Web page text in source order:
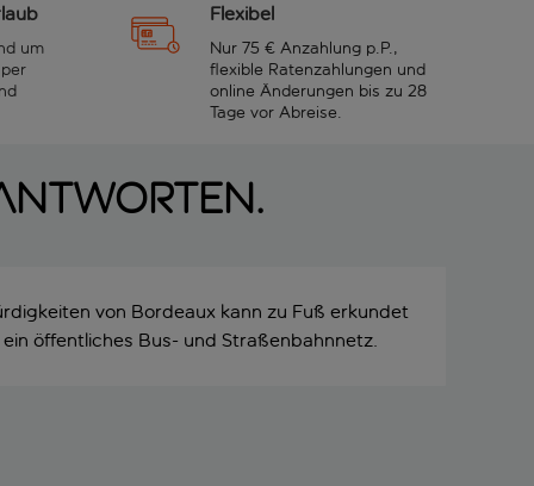
um
Flexibel
Nur 75 € Anzahlung p.P.,
flexible Ratenzahlungen und
online Änderungen bis zu 28
Tage vor Abreise.
von Bordeaux kann zu Fuß erkundet
öffentliches Bus- und Straßenbahnnetz.